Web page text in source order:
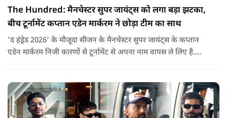
The Hundred: मैनचेस्टर सुपर जायंट्स को लगा बड़ा झटका,
बीच टूर्नामेंट कप्तान एडेन मार्करम ने छोड़ा टीम का साथ
'द हंड्रेड 2026' के मौजूदा सीजन के मैनचेस्टर सुपर जायंट्स के कप्तान
एडेन मार्करम निजी कारणों से टूर्नामेंट से अपना नाम वापस ले लिए है.